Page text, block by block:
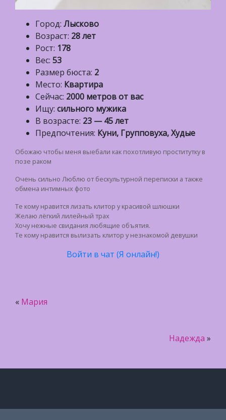
Город: Лысково
Возраст: 28 лет
Рост: 178
Вес: 53
Размер бюста: 2
Место: Квартира
Сейчас: 2000 метров от вас
Ищу: сильного мужика
В возрасте: 23 — 45 лет
Предпочтения: Куни, Групповуха, Худые
Обожаю чтобы меня выебали как похотливую проститутку в
позе раком
Очень сильно Люблю от бескультурной переписки а также
обмена интимных фото
Те кому нравится лизать клитор у красивой шлюшки
Желаю лёгкий лилейный трах
Хочу нежные свидания любящие объятия.
Те кому нравится вылизать клитор у незнакомой девушки
Войти в чат (Я онлайн!)
« Мария
Надежда »